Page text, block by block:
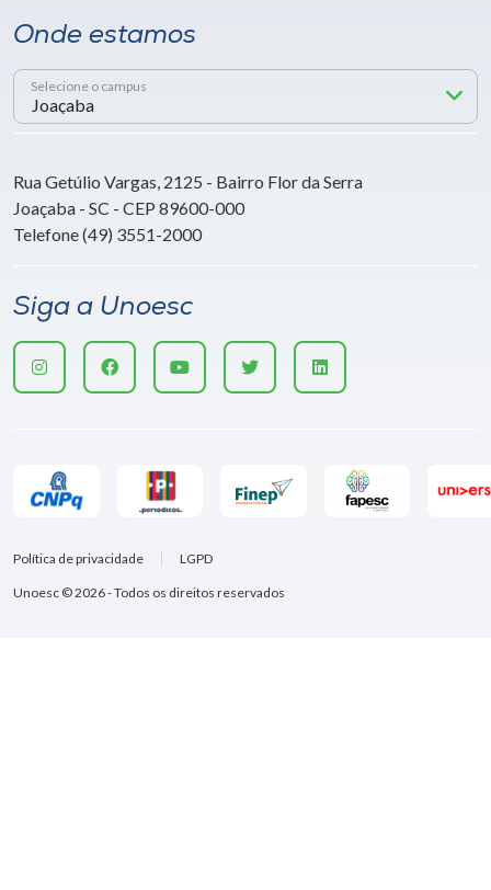
Onde estamos
Selecione o campus
Rua Getúlio Vargas, 2125 - Bairro Flor da Serra
Joaçaba - SC - CEP 89600-000
Telefone (49) 3551-2000
Siga a Unoesc
Unoesc © 2026 - Todos os direitos reservados
Política de privacidade LGPD